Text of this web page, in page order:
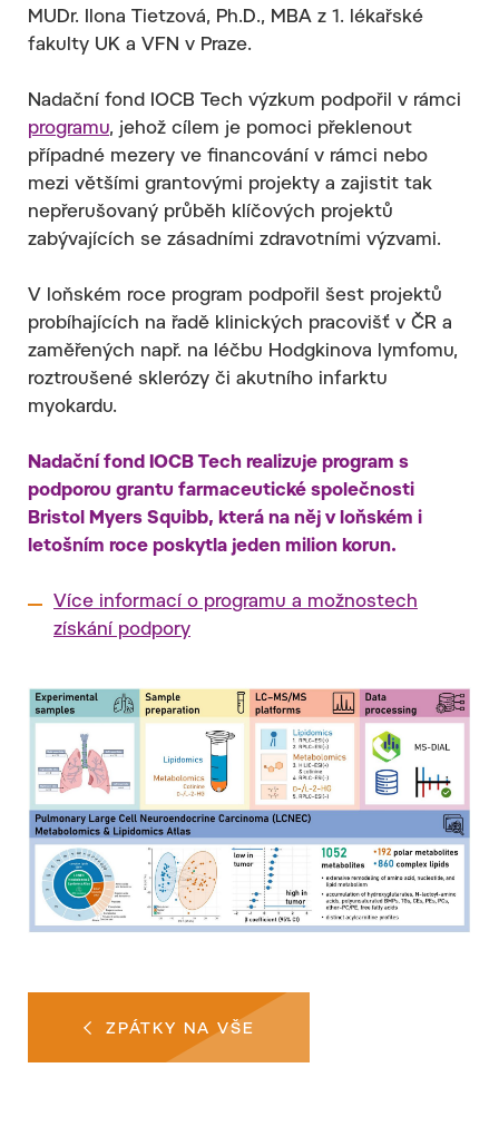
MUDr. Ilona Tietzová, Ph.D., MBA z 1. lékařské
fakulty UK a VFN v Praze.
Nadační fond IOCB Tech výzkum podpořil v rámci
programu, jehož cílem je pomoci překlenout
případné mezery ve financování v rámci nebo
mezi většími grantovými projekty a zajistit tak
nepřerušovaný průběh klíčových projektů
zabývajících se zásadními zdravotními výzvami.
V loňském roce program podpořil šest projektů
probíhajících na řadě klinických pracovišť v ČR a
zaměřených např. na léčbu Hodgkinova lymfomu,
roztroušené sklerózy či akutního infarktu
myokardu.
Nadační fond IOCB Tech realizuje program s
podporou grantu farmaceutické společnosti
Bristol Myers Squibb, která na něj v loňském i
letošním roce poskytla jeden milion korun.
Více informací o programu a možnostech
získání podpory
ZPÁTKY NA VŠE